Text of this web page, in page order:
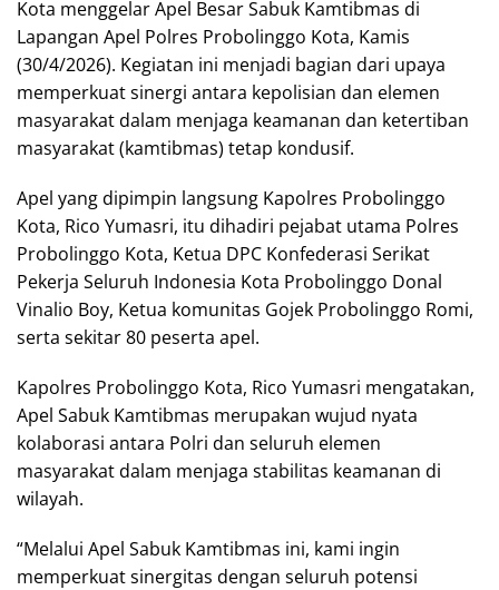
Kota menggelar Apel Besar Sabuk Kamtibmas di
Lapangan Apel Polres Probolinggo Kota, Kamis
(30/4/2026). Kegiatan ini menjadi bagian dari upaya
memperkuat sinergi antara kepolisian dan elemen
masyarakat dalam menjaga keamanan dan ketertiban
masyarakat (kamtibmas) tetap kondusif.
Apel yang dipimpin langsung Kapolres Probolinggo
Kota, Rico Yumasri, itu dihadiri pejabat utama Polres
Probolinggo Kota, Ketua DPC Konfederasi Serikat
Pekerja Seluruh Indonesia Kota Probolinggo Donal
Vinalio Boy, Ketua komunitas Gojek Probolinggo Romi,
serta sekitar 80 peserta apel.
Kapolres Probolinggo Kota, Rico Yumasri mengatakan,
Apel Sabuk Kamtibmas merupakan wujud nyata
kolaborasi antara Polri dan seluruh elemen
masyarakat dalam menjaga stabilitas keamanan di
wilayah.
“Melalui Apel Sabuk Kamtibmas ini, kami ingin
memperkuat sinergitas dengan seluruh potensi